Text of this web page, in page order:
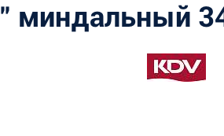
миндальный